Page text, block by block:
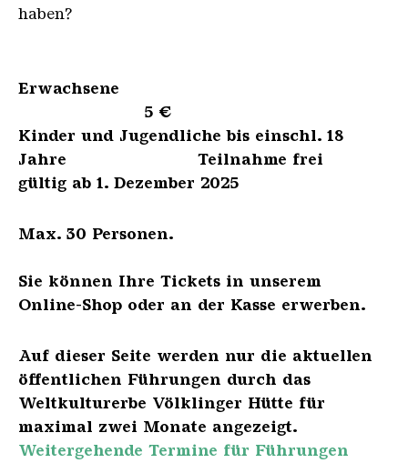
haben?
Erwachsene
5 €
Kinder und Jugendliche bis einschl. 18
Jahre Teilnahme frei
gültig ab 1. Dezember 2025
Max. 30 Personen.
Sie können Ihre Tickets in unserem
Online-Shop oder an der Kasse erwerben.
Auf dieser Seite werden nur die aktuellen
öffentlichen Führungen durch das
Weltkulturerbe Völklinger Hütte für
maximal zwei Monate angezeigt.
Weitergehende Termine für Führungen